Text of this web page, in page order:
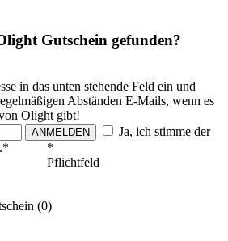
Gutschein gefunden?
in das unten stehende Feld ein und
Abständen E-Mails, wenn es
Olight gibt!
ANMELDEN
Ja, ich stimme der
*
Pflichtfeld
(0)